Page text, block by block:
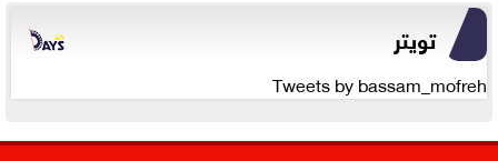
تويتر
Tweets by bassam_mofreh